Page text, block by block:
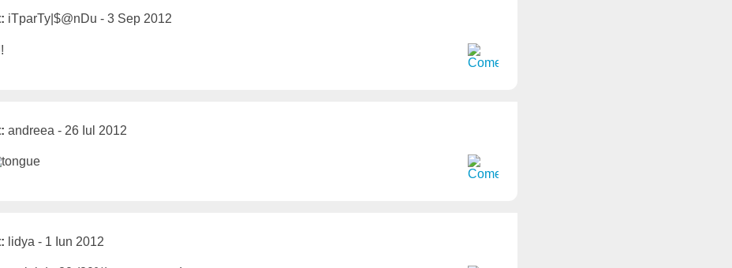
iTparTy|$@nDu - 3 Sep 2012
andreea - 26 Iul 2012
lidya - 1 Iun 2012